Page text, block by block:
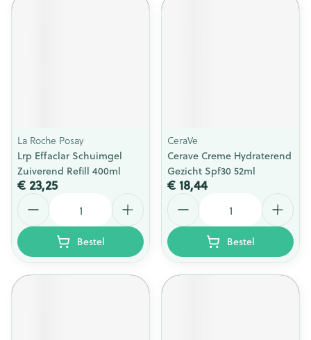
La Roche Posay
Lrp Effaclar Schuimgel
Zuiverend Refill 400ml
€ 23,25
Bestel
CeraVe
Cerave Creme Hydraterend
Gezicht Spf30 52ml
€ 18,44
Aantal
Bestel